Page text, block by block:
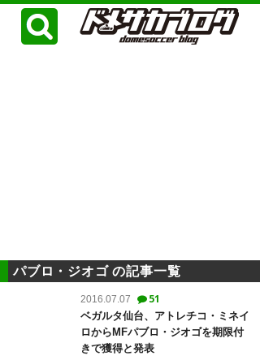
パブロ・ジオゴ の記事一覧
2016.07.07 51
ベガルタ仙台、アトレチコ・ミネイ
ロからMFパブロ・ジオゴを期限付
きで獲得と発表